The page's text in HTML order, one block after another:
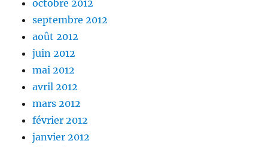
octobre 2012
septembre 2012
août 2012
juin 2012
mai 2012
avril 2012
mars 2012
février 2012
janvier 2012